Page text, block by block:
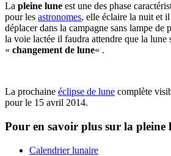
La pleine lune est une des phase
pour les astronomes, elle éclaire la nuit et
déplacer dans la campagne sans lampe de
la voie lactée il faudra attendre que la lune
« changement de lune« .
La prochaine éclipse de lune complète
pour le 15 avril 2014.
Pour en savoir plus sur la pleine
Calendrier lunaire